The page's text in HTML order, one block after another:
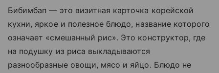
Бибимбап — это визитная карточка корейской
кухни, яркое и полезное блюдо, название которого
означает «смешанный рис». Это конструктор, где
на подушку из риса выкладываются
разнообразные овощи, мясо и яйцо. Блюдо не